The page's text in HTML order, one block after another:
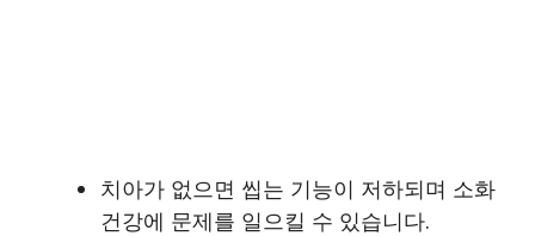
치아가 없으면 씹는 기능이 저하되며 소화
건강에 문제를 일으킬 수 있습니다.